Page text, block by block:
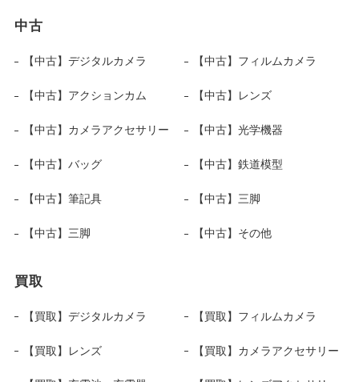
中古
【中古】デジタルカメラ 【中古】フィルムカメラ
【中古】アクションカム 【中古】レンズ
【中古】カメラアクセサリー 【中古】光学機器
【中古】バッグ 【中古】鉄道模型
【中古】筆記具 【中古】三脚
【中古】三脚 【中古】その他
買取
【買取】デジタルカメラ 【買取】フィルムカメラ
【買取】レンズ 【買取】カメラアクセサリー